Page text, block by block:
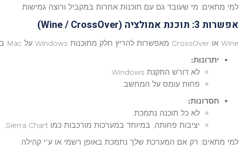
למי מתאים: מי שעובד גם עם תוכנות אחרות במקביל ורוצה גמישות.
אפשרות תוכנת אמולציה (
Wine / CrossOver
)
Wine או CrossOver מאפשרות להריץ חלק מתוכנות Windows על Mac בלי Windows מלא.
יתרונות:
לא דורש התקנת Windows.
פחות עומס על המחשב.
חסרונות:
לא כל תוכנה נתמכת.
יציבות פחותה, במיוחד במערכות מורכבות כמו Sierra Chart.
למי מתאים: רק אם המערכת שלך נתמכת באופן רשמי או ע"י קהילה.